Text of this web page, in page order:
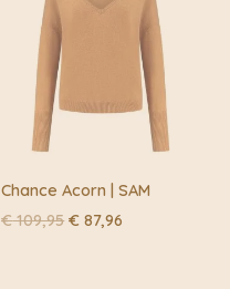
Chance Acorn | SAM
€109,95 Oorspronkelijke
€ 87,96